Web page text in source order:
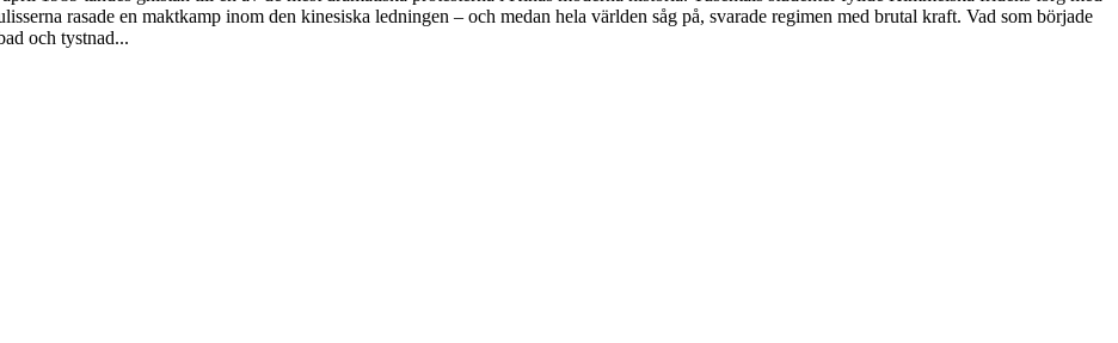
rasade en maktkamp inom den kinesiska ledningen – och medan hela världen såg på, svarade regimen med brutal kraft. Vad som började
och tystnad...